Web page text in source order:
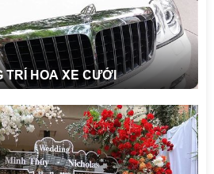
TRÍ HOA XE CƯỚI